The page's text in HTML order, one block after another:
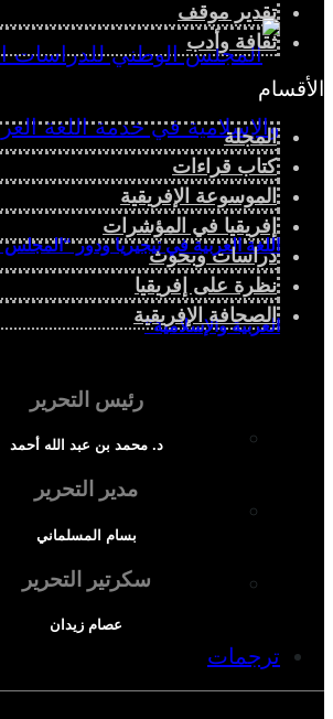
اللغة العربية في نيجيريا ودور
العربية والإسلامية”
دراسة سياسية
دراسة اقتصادية
ترجمات
تقدير موقف
ثقافة وأدب
الأقسام
المجلة
كتاب قراءات
الموسوعة الإفريقية
إفريقيا في المؤشرات
دراسات وبحوث
نظرة على إفريقيا
الصحافة الإفريقية
رئيس التحرير
د. محمد بن عبد الله أحمد
مدير التحرير
بسام المسلماني
سكرتير التحرير
عصام زيدان